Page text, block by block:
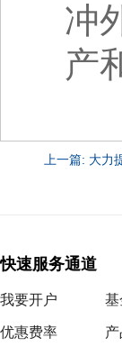
冲
产
上一篇: 大力
快速服务通道
我要开户
优惠费率
基